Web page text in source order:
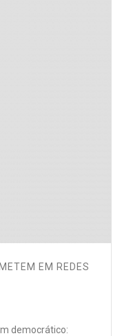
EM REDES
democrático: